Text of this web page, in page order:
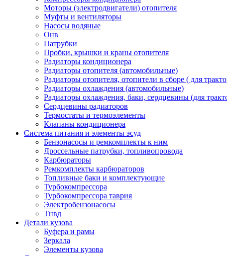
Моторы (электродвигатели) отопителя
Муфты и вентиляторы
Насосы водяные
Онв
Патрубки
Пробки, крышки и краны отопителя
Радиаторы кондиционера
Радиаторы отопителя (автомобильные)
Радиаторы отопителя, отопители в сборе ( для
Радиаторы охлаждения (автомобильные)
Радиаторы охлаждения, баки, сердцевины (для
Сердцевины радиаторов
Термостаты и термоэлементы
Клапаны кондиционера
Система питания и элементы эсуд
Бензонасосы и ремкомплекты к ним
Дроссельные патрубки, топливопровода
Карбюраторы
Ремкомплекты карбюраторов
Топливные баки и комплектующие
Турбокомпрессора
Турбокомпрессора таврия
Электробензонасосы
Тнвд
Детали кузова
Буфера и рамы
Зеркала
Элементы кузова